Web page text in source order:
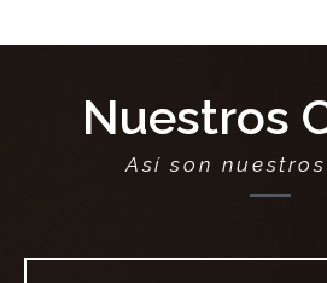
Nuestros
Así son